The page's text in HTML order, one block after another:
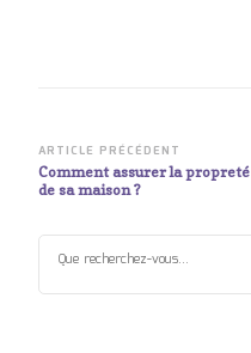
Navigation
d’article
ARTICLE PRÉCÉDENT
Comment assurer la propreté
de sa maison ?
Vous
recherchiez
quelque